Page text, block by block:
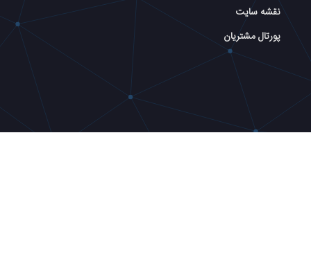
نقشه سایت
پورتال مشتریان